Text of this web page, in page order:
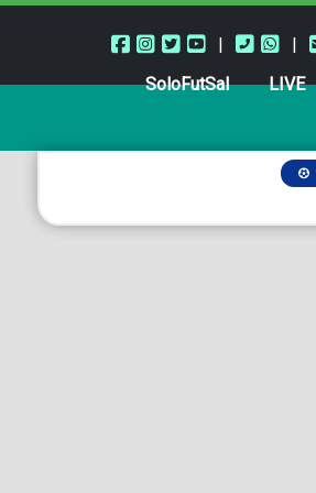
| |
SoloFutSal LIVE